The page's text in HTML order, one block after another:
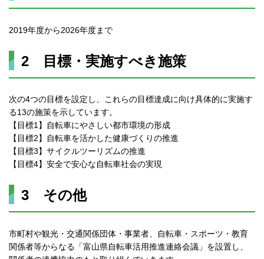
2019年度から2026年度まで
2 目標・実施すべき施策
次の4つの目標を設定し、これらの目標達成に向け具体的に実施す
る13の施策を示しています。
【目標1】自転車にやさしい都市環境の形成
【目標2】自転車を活かした健康づくりの推進
【目標3】サイクルツーリズムの推進
【目標4】安全で安心な自転車社会の実現
3 その他
市町村や観光・交通関係団体・事業者、自転車・スポーツ・教育
関係者等からなる「富山県自転車活用推進連絡会議」を設置し、